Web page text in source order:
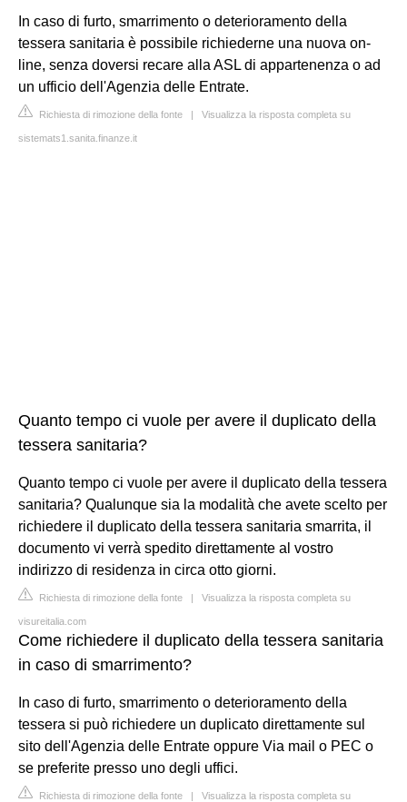
In caso di furto, smarrimento o deterioramento della
tessera sanitaria è possibile richiederne una nuova on-
line, senza doversi recare alla ASL di appartenenza o ad
un ufficio dell'Agenzia delle Entrate.
Richiesta di rimozione della fonte | Visualizza la risposta completa su
sistemats1.sanita.finanze.it
Quanto tempo ci vuole per avere il duplicato della
tessera sanitaria?
Quanto tempo ci vuole per avere il duplicato della tessera
sanitaria? Qualunque sia la modalità che avete scelto per
richiedere il duplicato della tessera sanitaria smarrita, il
documento vi verrà spedito direttamente al vostro
indirizzo di residenza in circa otto giorni.
Richiesta di rimozione della fonte | Visualizza la risposta completa su
visureitalia.com
Come richiedere il duplicato della tessera sanitaria
in caso di smarrimento?
In caso di furto, smarrimento o deterioramento della
tessera si può richiedere un duplicato direttamente sul
sito dell'Agenzia delle Entrate oppure Via mail o PEC o
se preferite presso uno degli uffici.
Richiesta di rimozione della fonte | Visualizza la risposta completa su